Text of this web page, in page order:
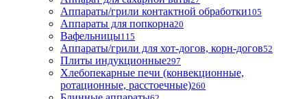
Аппараты/грили контактной обработки105
Аппараты для попкорна20
Вафельницы115
Аппараты/грили для хот-догов, корн-догов52
Плиты индукционные297
Хлебопекарные печи (конвекционные,
ротационные, расстоечные)260